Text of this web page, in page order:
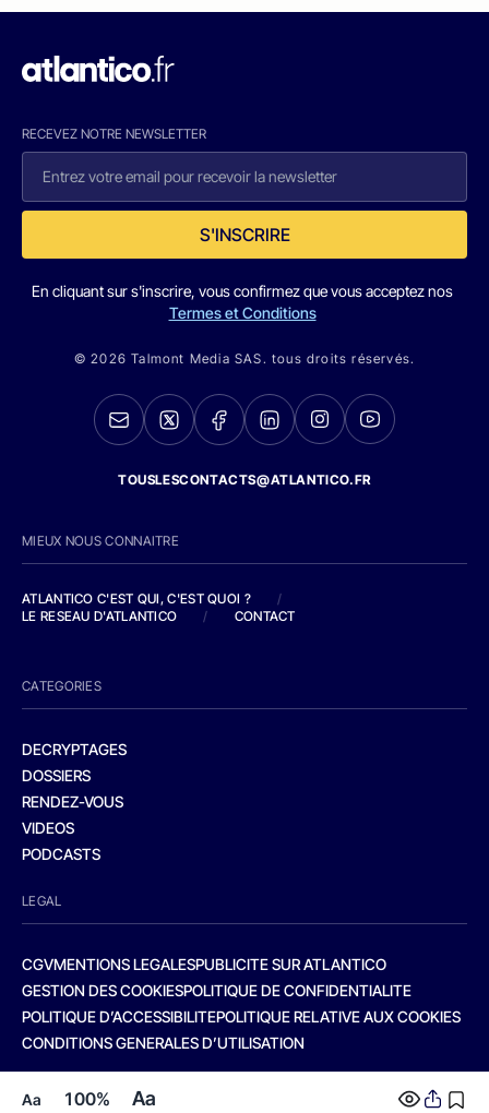
Aa 100% Aa
RECEVEZ NOTRE NEWSLETTER
S'INSCRIRE
En cliquant sur s'inscrire, vous confirmez que vous acceptez nos
Termes et Conditions
© 2026 Talmont Media SAS. tous droits réservés.
TOUSLESCONTACTS@ATLANTICO.FR
MIEUX NOUS CONNAITRE
ATLANTICO C'EST QUI, C'EST QUOI ?
/
LE RESEAU D'ATLANTICO
/ CONTACT
CATEGORIES
DECRYPTAGES
DOSSIERS
RENDEZ-VOUS
VIDEOS
PODCASTS
LEGAL
CGVMENTIONS LEGALESPUBLICITE SUR ATLANTICO
GESTION DES COOKIESPOLITIQUE DE CONFIDENTIALITE
POLITIQUE D’ACCESSIBILITEPOLITIQUE RELATIVE AUX COOKIES
CONDITIONS GENERALES D’UTILISATION